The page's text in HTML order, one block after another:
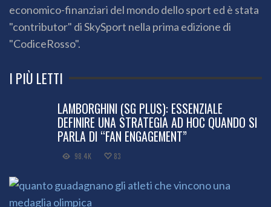
economico-finanziari del mondo dello sport ed è stata
"contributor" di SkySport nella prima edizione di
"CodiceRosso".
I PIÙ LETTI
LAMBORGHINI (SG PLUS): ESSENZIALE
DEFINIRE UNA STRATEGIA AD HOC QUANDO SI
PARLA DI “FAN ENGAGEMENT”
98.4K 83